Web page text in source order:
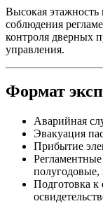
Высокая этажность
соблюдения
контроля дверных
управления.
Формат
Аварийная
Эвакуация
Прибытие
полугодовые,
Подготовка к